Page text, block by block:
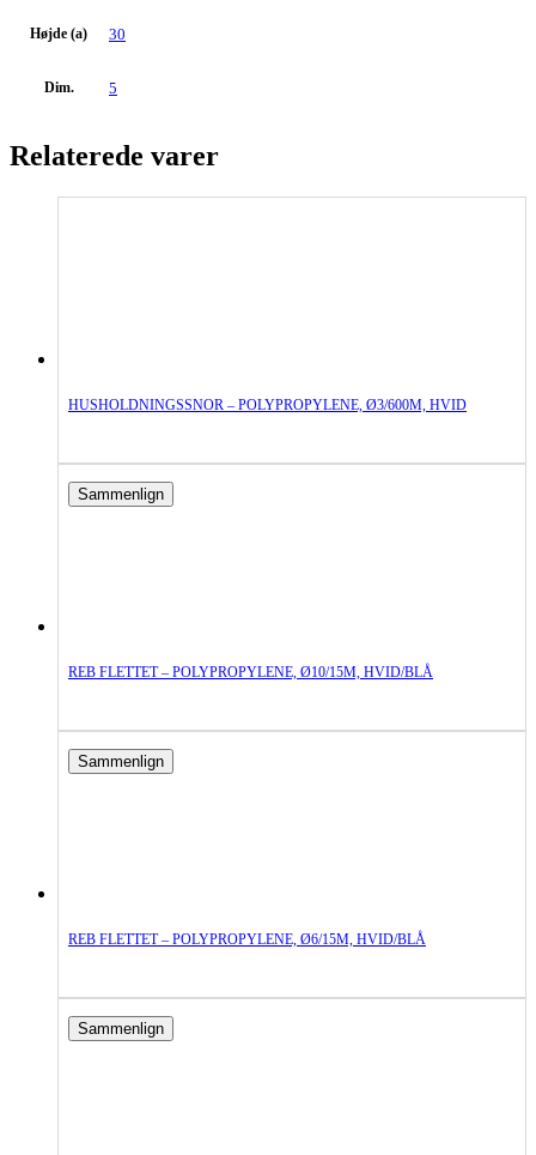
Højde (a) 30
Dim. 5
Relaterede varer
HUSHOLDNINGSSNOR – POLYPROPYLENE, Ø3/600M, HVID
Sammenlign
REB FLETTET – POLYPROPYLENE, Ø10/15M, HVID/BLÅ
Sammenlign
REB FLETTET – POLYPROPYLENE, Ø6/15M, HVID/BLÅ
Sammenlign